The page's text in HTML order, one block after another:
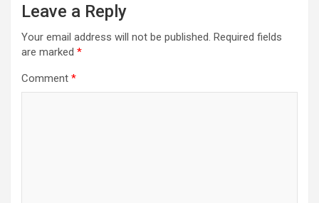
Leave a Reply
Your email address will not be published. Required fields
are marked *
Comment *